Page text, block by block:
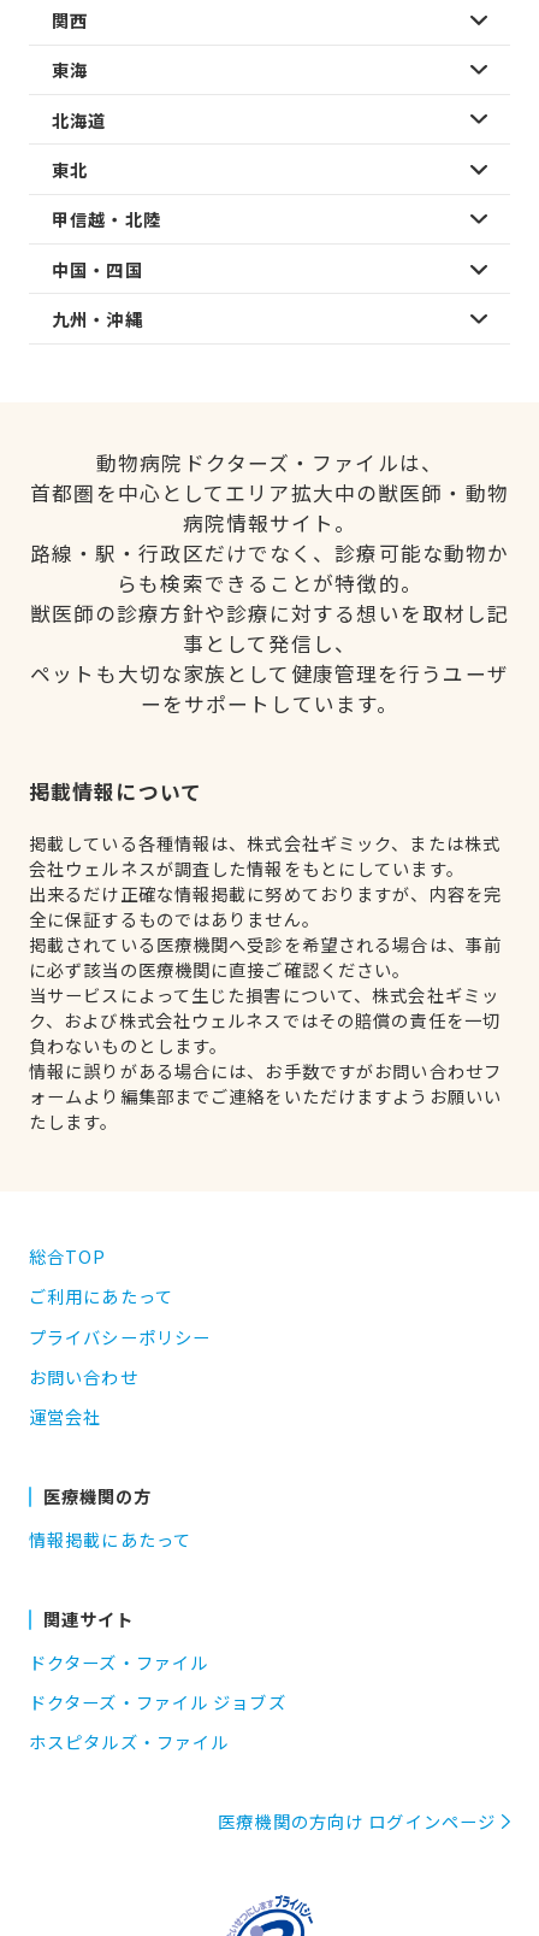
関西
東海
北海道
東北
甲信越・北陸
中国・四国
九州・沖縄
動物病院ドクターズ・ファイルは、
首都圏を中心としてエリア拡大中の獣医師・動物
病院情報サイト。
路線・駅・行政区だけでなく、診療可能な動物か
らも検索できることが特徴的。
獣医師の診療方針や診療に対する想いを取材し記
事として発信し、
ペットも大切な家族として健康管理を行うユーザ
ーをサポートしています。
掲載情報について
掲載している各種情報は、株式会社ギミック、または株式
会社ウェルネスが調査した情報をもとにしています。
出来るだけ正確な情報掲載に努めておりますが、内容を完
全に保証するものではありません。
掲載されている医療機関へ受診を希望される場合は、事前
に必ず該当の医療機関に直接ご確認ください。
当サービスによって生じた損害について、株式会社ギミッ
ク、および株式会社ウェルネスではその賠償の責任を一切
負わないものとします。
情報に誤りがある場合には、お手数ですがお問い合わせフ
ォームより編集部までご連絡をいただけますようお願いい
たします。
総合TOP
ご利用にあたって
プライバシーポリシー
お問い合わせ
運営会社
医療機関の方
情報掲載にあたって
関連サイト
ドクターズ・ファイル
ドクターズ・ファイル ジョブズ
ホスピタルズ・ファイル
医療機関の方向け ログインページ